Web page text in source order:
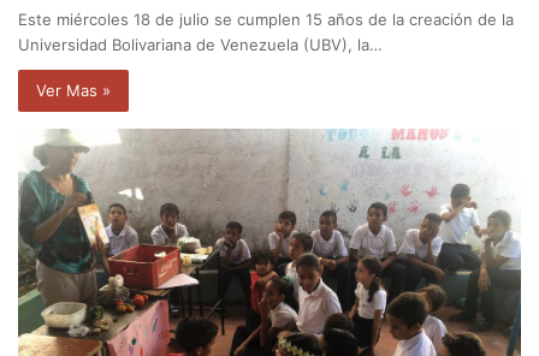
Este miércoles 18 de julio se cumplen 15 años de la creación de la
Universidad Bolivariana de Venezuela (UBV), la…
Ver Mas »